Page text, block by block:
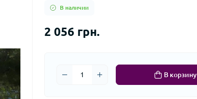
В наличии
2 056 грн.
В корзину